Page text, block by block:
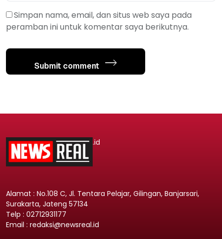
Simpan nama, email, dan situs web saya pada
peramban ini untuk komentar saya berikutnya.
Submit comment
.id
Alamat : No.108 C, Jl. Tentara Pelajar, Gilingan, Banjarsari,
Surakarta, Jateng 57134
Telp : 02712931177
Email : redaksi@newsreal.id